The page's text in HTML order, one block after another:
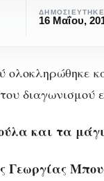
ΔΗΜΟΣΙΕΎΤΗΚΕ
16 Μαΐου,
διαγωνισμού
και τα
Γεωργίας